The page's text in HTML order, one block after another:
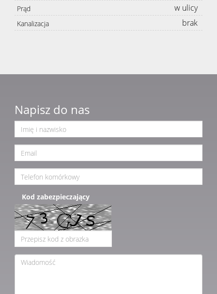
Prąd w ulicy
Kanalizacja brak
Napisz do nas
Kod zabezpieczający